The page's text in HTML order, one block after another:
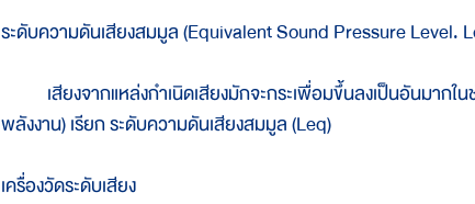
ระดับความดันเสียงสมมูล (Equivalent Sound Pressure Level.
เสียงจากแหล่งกำเนิดเสียงมักจะกระเพื่อมขึ้นลงเป็นอันมากในช่
พลังงาน) เรียก ระดับความดันเสียงสมมูล (Leq)
เครื่องวัดระดับเสียง